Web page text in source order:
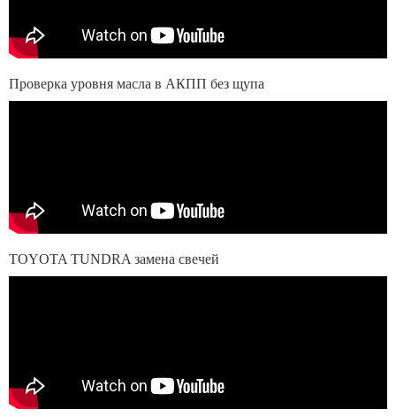
Проверка уровня масла в АКПП без щупа
TOYOTA TUNDRA замена свечей